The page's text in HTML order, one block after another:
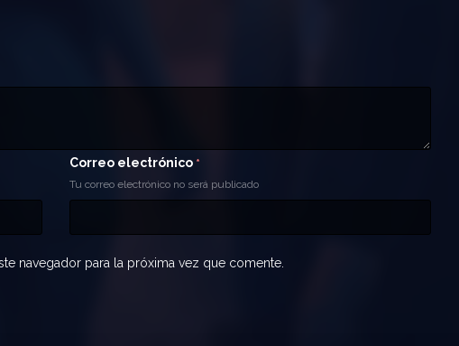
Correo electrónico *
Tu correo electrónico no será publicado
navegador para la próxima vez que comente.